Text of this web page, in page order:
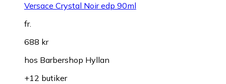
Versace Crystal Noir edp 90ml
fr.
688 kr
hos Barbershop Hyllan
+12 butiker